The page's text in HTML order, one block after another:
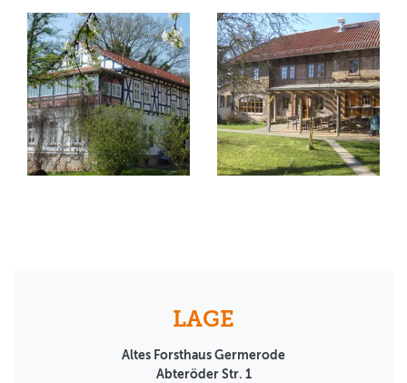
LAGE
Altes Forsthaus Germerode
Abteröder Str. 1